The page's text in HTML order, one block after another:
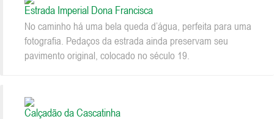
Estrada Imperial Dona Francisca
No caminho há uma bela queda d’água, perfeita para uma
fotografia. Pedaços da estrada ainda preservam seu
pavimento original, colocado no século 19.
Calçadão da Cascatinha